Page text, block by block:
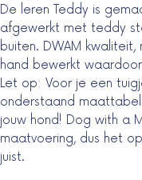
De leren Teddy is
afgewerkt met teddy
buiten. DWAM
hand bewerkt
Let op: Voor je een
onderstaand
jouw hond! Dog with a
maatvoering, dus het
juist.